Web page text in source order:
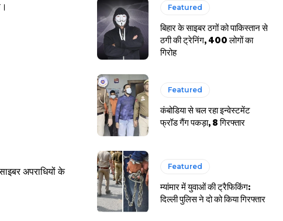
अपराधियों के
Featured
बिहार के साइबर ठगों को पाकिस्तान से
ठगी की ट्रेनिंग, 400 लोगों का
गिरोह
Featured
कंबोडिया से चल रहा इन्वेस्टमेंट
फ्रॉड गैंग पकड़ा, 8 गिरफ्तार
Featured
म्यांमार में युवाओं की ट्रैफिकिंग:
दिल्ली पुलिस ने दो को किया गिरफ्तार